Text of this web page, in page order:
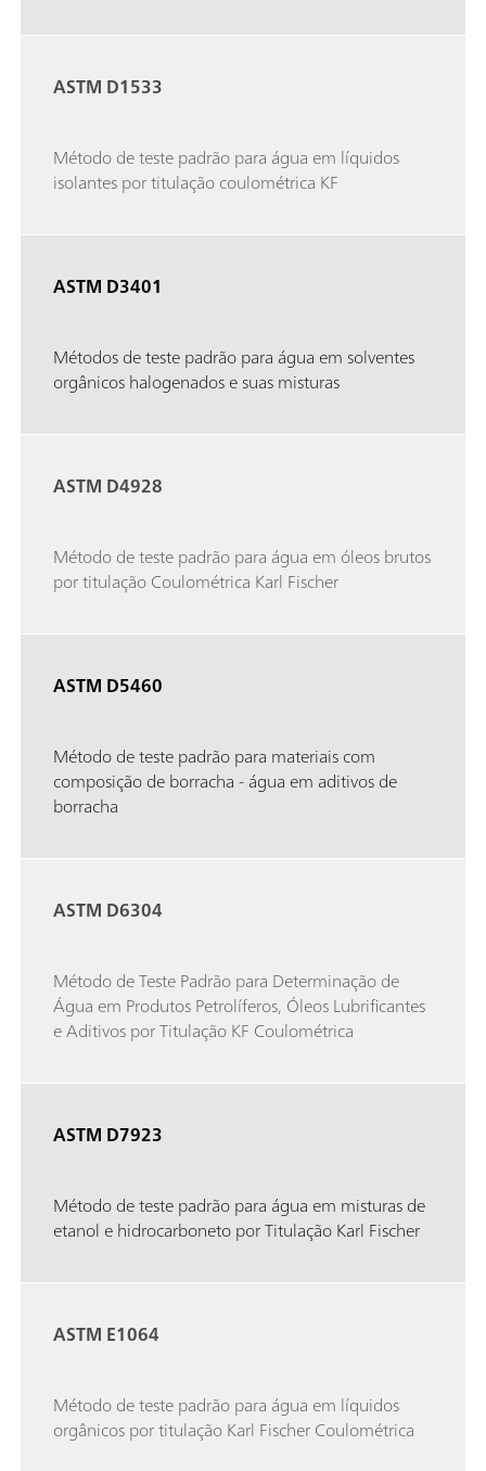
ASTM D1533
Método de teste padrão para água em líquidos
isolantes por titulação coulométrica KF
ASTM D3401
Métodos de teste padrão para água em solventes
orgânicos halogenados e suas misturas
ASTM D4928
Método de teste padrão para água em óleos brutos
por titulação Coulométrica Karl Fischer
ASTM D5460
Método de teste padrão para materiais com
composição de borracha - água em aditivos de
borracha
ASTM D6304
Método de Teste Padrão para Determinação de
Água em Produtos Petrolíferos, Óleos Lubrificantes
e Aditivos por Titulação KF Coulométrica
ASTM D7923
Método de teste padrão para água em misturas de
etanol e hidrocarboneto por Titulação Karl Fischer
ASTM E1064
Método de teste padrão para água em líquidos
orgânicos por titulação Karl Fischer Coulométrica